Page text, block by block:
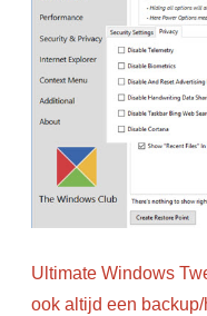
Ultimate Windows
ook altijd een